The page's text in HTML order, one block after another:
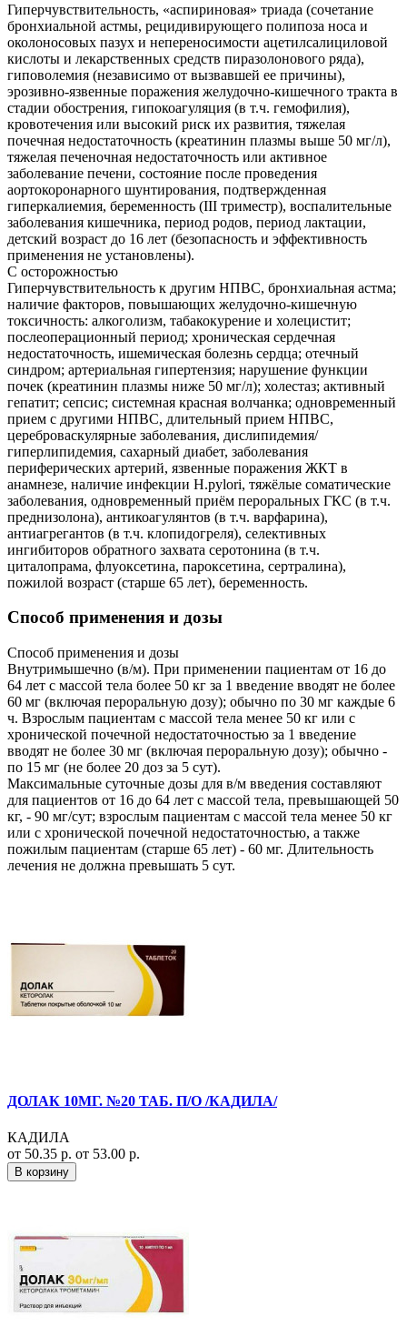
Гиперчувствительность, «аспириновая» триада (сочетание
бронхиальной астмы, рецидивирующего полипоза носа и
околоносовых пазух и непереносимости ацетилсалициловой
кислоты и лекарственных средств пиразолонового ряда),
гиповолемия (независимо от вызвавшей ее причины),
эрозивно-язвенные поражения желудочно-кишечного тракта в
стадии обострения, гипокоагуляция (в т.ч. гемофилия),
кровотечения или высокий риск их развития, тяжелая
почечная недостаточность (креатинин плазмы выше 50 мг/л),
тяжелая печеночная недостаточность или активное
заболевание печени, состояние после проведения
аортокоронарного шунтирования, подтвержденная
гиперкалиемия, беременность (III триместр), воспалительные
заболевания кишечника, период родов, период лактации,
детский возраст до 16 лет (безопасность и эффективность
применения не установлены).
С осторожностью
Гиперчувствительность к другим НПВС, бронхиальная астма;
наличие факторов, повышающих желудочно-кишечную
токсичность: алкоголизм, табакокурение и холецистит;
послеоперационный период; хроническая сердечная
недостаточность, ишемическая болезнь сердца; отечный
синдром; артериальная гипертензия; нарушение функции
почек (креатинин плазмы ниже 50 мг/л); холестаз; активный
гепатит; сепсис; системная красная волчанка; одновременный
прием с другими НПВС, длительный прием НПВС,
цереброваскулярные заболевания, дислипидемия/
гиперлипидемия, сахарный диабет, заболевания
периферических артерий, язвенные поражения ЖКТ в
анамнезе, наличие инфекции Н.pylori, тяжёлые соматические
заболевания, одновременный приём пероральных ГКС (в т.ч.
преднизолона), антикоагулянтов (в т.ч. варфарина),
антиагрегантов (в т.ч. клопидогреля), селективных
ингибиторов обратного захвата серотонина (в т.ч.
циталопрама, флуоксетина, пароксетина, сертралина),
пожилой возраст (старше 65 лет), беременность.
Способ применения и дозы
Способ применения и дозы
Внутримышечно (в/м). При применении пациентам от 16 до
64 лет с массой тела более 50 кг за 1 введение вводят не более
60 мг (включая пероральную дозу); обычно по 30 мг каждые 6
ч. Взрослым пациентам с массой тела менее 50 кг или с
хронической почечной недостаточностью за 1 введение
вводят не более 30 мг (включая пероральную дозу); обычно -
по 15 мг (не более 20 доз за 5 сут).
Максимальные суточные дозы для в/м введения составляют
для пациентов от 16 до 64 лет с массой тела, превышающей 50
кг, - 90 мг/сут; взрослым пациентам с массой тела менее 50 кг
или с хронической почечной недостаточностью, а также
пожилым пациентам (старше 65 лет) - 60 мг. Длительность
лечения не должна превышать 5 сут.
ДОЛАК 10МГ. №20 ТАБ. П/О /КАДИЛА/
КАДИЛА
от 50.35 р. от 53.00 р.
В корзину